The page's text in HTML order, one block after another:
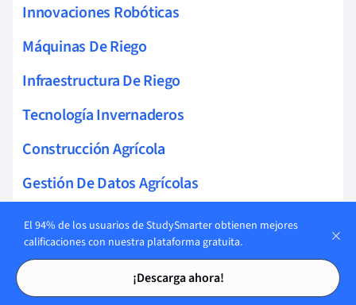
Tarjetas de estudio
Tarjetas de estudio
Innovaciones Robóticas
Máquinas De Riego
Infraestructura De Riego
Tecnología Invernaderos
Construcción Agrícola
Gestión De Datos Agrícolas
Optimización De Cultivos
Infraestructura Agrícola
Diseño De Invernaderos
El 94% de los usuarios de StudySmarter obtienen mejores
calificaciones con nuestra plataforma gratuita.
¡Descarga ahora!